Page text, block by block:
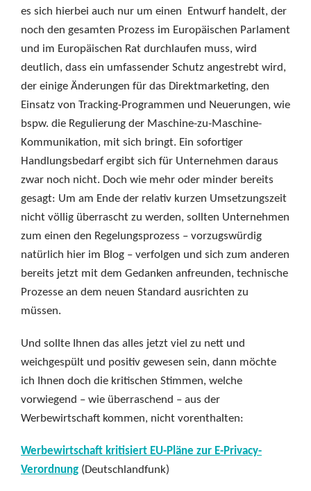
es sich hierbei auch nur um einen Entwurf handelt, der
noch den gesamten Prozess im Europäischen Parlament
und im Europäischen Rat durchlaufen muss, wird
deutlich, dass ein umfassender Schutz angestrebt wird,
der einige Änderungen für das Direktmarketing, den
Einsatz von Tracking-Programmen und Neuerungen, wie
bspw. die Regulierung der Maschine-zu-Maschine-
Kommunikation, mit sich bringt. Ein sofortiger
Handlungsbedarf ergibt sich für Unternehmen daraus
zwar noch nicht. Doch wie mehr oder minder bereits
gesagt: Um am Ende der relativ kurzen Umsetzungszeit
nicht völlig überrascht zu werden, sollten Unternehmen
zum einen den Regelungsprozess – vorzugswürdig
natürlich hier im Blog – verfolgen und sich zum anderen
bereits jetzt mit dem Gedanken anfreunden, technische
Prozesse an dem neuen Standard ausrichten zu
müssen.
Und sollte Ihnen das alles jetzt viel zu nett und
weichgespült und positiv gewesen sein, dann möchte
ich Ihnen doch die kritischen Stimmen, welche
vorwiegend – wie überraschend – aus der
Werbewirtschaft kommen, nicht vorenthalten:
Werbewirtschaft kritisiert EU-Pläne zur E-Privacy-
Verordnung (Deutschlandfunk)